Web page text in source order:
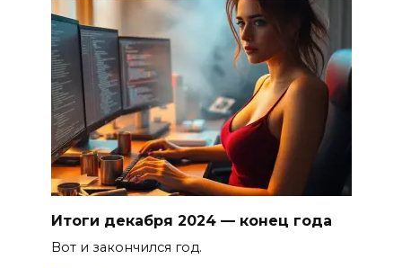
Итоги декабря 2024 — конец года
Вот и закончился год.